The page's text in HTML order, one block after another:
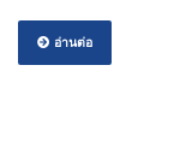
อ่านต่อ